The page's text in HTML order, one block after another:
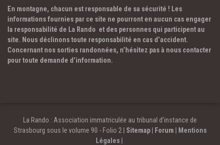
En montagne, chacun est responsable de sa sécurité ! Les
informations fournies par ce site ne pourront en aucun cas engager
la responsabilité de La Rando et des personnes qui participent au
site. Nous déclinons toute responsabilité en cas d’accident.
Concernant nos sorties randonnées, n’hésitez pas à nous contacter
pour toute demande d’information.
La Rando : Association immatriculée au tribunal d’instance de
Strasbourg sous le volume 90 - Folio 2 | Sitemap| Forum
Mentions
Légales